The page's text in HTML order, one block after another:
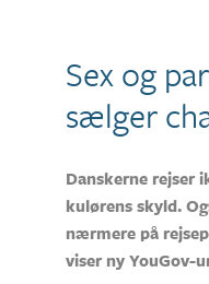
Sex og
sælger
Danskerne rejser
kulørens skyld.
nærmere på
viser ny YouGov-